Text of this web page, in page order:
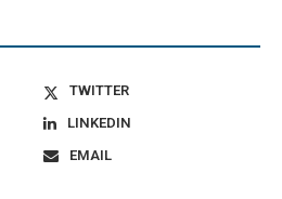
TWITTER
LINKEDIN
EMAIL